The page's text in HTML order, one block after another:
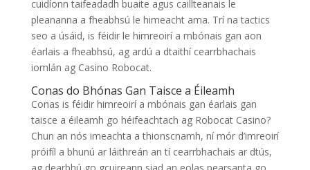
cuidíonn taifeadadh buaite agus caillteanais le
pleananna a fheabhsú le himeacht ama. Trí na tactics
seo a úsáid, is féidir le himreoirí a mbónais gan aon
éarlais a fheabhsú, ag ardú a dtaithí cearrbhachais
iomlán ag Casino Robocat.
Conas do Bhónas Gan Taisce a Éileamh
Conas is féidir himreoirí a mbónais gan éarlais gan
taisce a éileamh go héifeachtach ag Robocat Casino?
Chun an nós imeachta a thionscnamh, ní mór d’imreoirí
próifíl a bhunú ar láithreán an tí cearrbhachais ar dtús,